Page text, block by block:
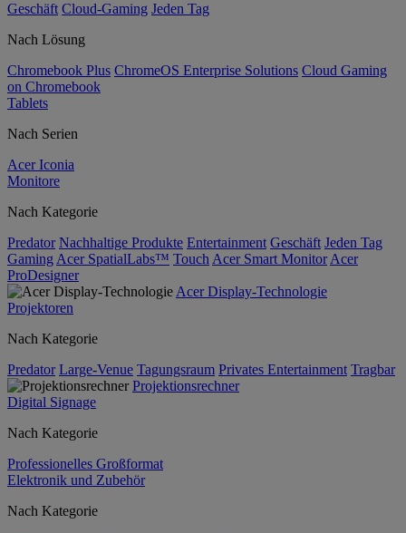
Geschäft Cloud-Gaming Jeden Tag
Nach Lösung
Chromebook Plus ChromeOS Enterprise Solutions Cloud Gaming
on Chromebook
Tablets
Nach Serien
Acer Iconia
Monitore
Nach Kategorie
Predator Nachhaltige Produkte Entertainment Geschäft Jeden Tag
Gaming Acer SpatialLabs™ Touch Acer Smart Monitor Acer
ProDesigner
Acer Display-Technologie
Projektoren
Nach Kategorie
Predator Large-Venue Tagungsraum Privates Entertainment Tragbar
Projektionsrechner
Digital Signage
Nach Kategorie
Professionelles Großformat
Elektronik und Zubehör
Nach Kategorie